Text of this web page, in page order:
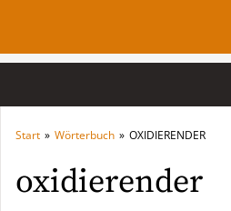
Start » Wörterbuch » OXIDIERENDER
oxidierender